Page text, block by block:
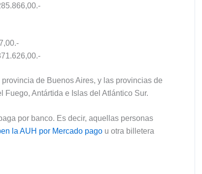
de Buenos Aires, y las provincias de
Fuego, Antártida e Islas del Atlántico Sur.
por banco. Es decir, aquellas personas
la AUH por Mercado pago u otra billetera